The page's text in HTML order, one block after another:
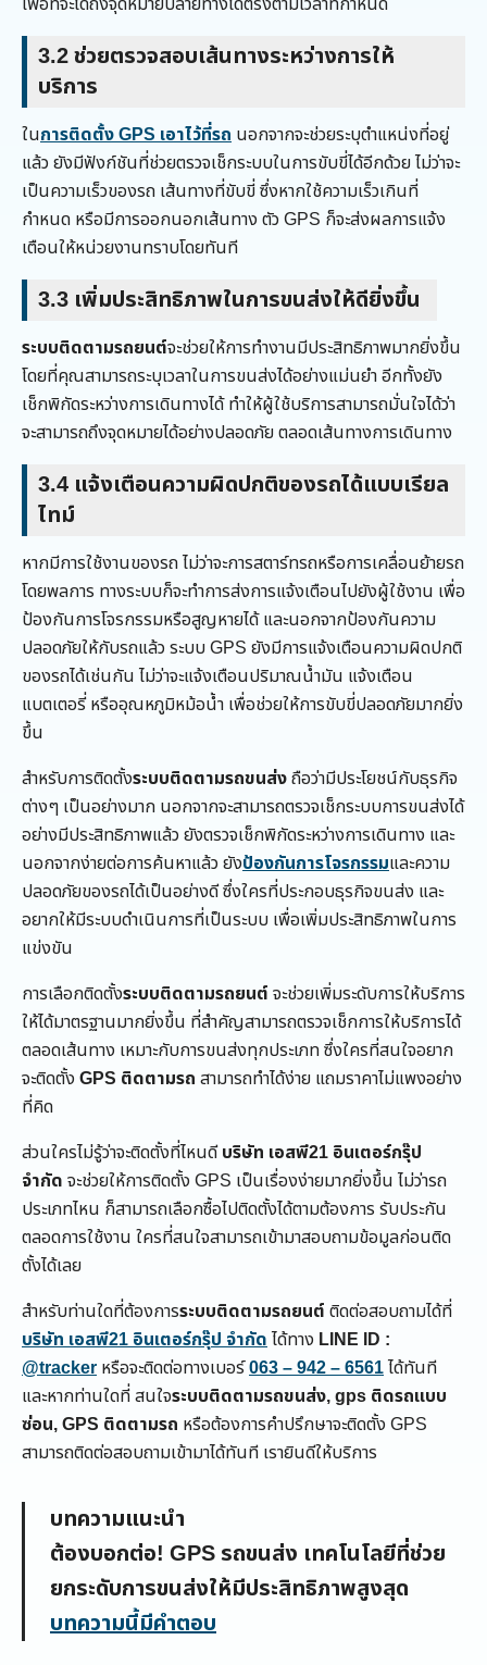
3.2ช่วยตรวจสอบเส้นทางระหว่างการให้
บริการ
ในการติดตั้ง GPS เอาไว้ที่รถ นอกจากจะช่วยระบุตำแหน่งที่อยู่
แล้ว ยังมีฟังก์ชันที่ช่วยตรวจเช็กระบบในการขับขี่ได้อีกด้วย ไม่ว่าจะ
เป็นความเร็วของรถ เส้นทางที่ขับขี่ ซึ่งหากใช้ความเร็วเกินที่
กำหนด หรือมีการออกนอกเส้นทาง ตัว GPS ก็จะส่งผลการแจ้ง
เตือนให้หน่วยงานทราบโดยทันที
3.3 เพิ่มประสิทธิภาพในการขนส่งให้ดียิ่งขึ้น
ระบบติดตามรถยนต์จะช่วยให้การทำงานมีประสิทธิภาพมากยิ่งขึ้น
โดยที่คุณสามารถระบุเวลาในการขนส่งได้อย่างแม่นยำ อีกทั้งยัง
เช็กพิกัดระหว่างการเดินทางได้ ทำให้ผู้ใช้บริการสามารถมั่นใจได้ว่า
จะสามารถถึงจุดหมายได้อย่างปลอดภัย ตลอดเส้นทางการเดินทาง
3.4 แจ้งเตือนความผิดปกติของรถได้แบบเรียล
ไทม์
หากมีการใช้งานของรถ ไม่ว่าจะการสตาร์ทรถหรือการเคลื่อนย้ายรถ
โดยพลการ ทางระบบก็จะทำการส่งการแจ้งเตือนไปยังผู้ใช้งาน เพื่อ
ป้องกันการโจรกรรมหรือสูญหายได้ และนอกจากป้องกันความ
ปลอดภัยให้กับรถแล้ว ระบบ GPS ยังมีการแจ้งเตือนความผิดปกติ
ของรถได้เช่นกัน ไม่ว่าจะแจ้งเตือนปริมาณน้ำมัน แจ้งเตือน
แบตเตอรี่ หรืออุณหภูมิหม้อน้ำ เพื่อช่วยให้การขับขี่ปลอดภัยมากยิ่ง
ขึ้น
สำหรับการติดตั้งระบบติดตามรถขนส่งถือว่ามีประโยชน์กับธุรกิจ
ต่างๆ เป็นอย่างมาก นอกจากจะสามารถตรวจเช็กระบบการขนส่งได้
อย่างมีประสิทธิภาพแล้ว ยังตรวจเช็กพิกัดระหว่างการเดินทาง และ
นอกจากง่ายต่อการค้นหาแล้ว ยังป้องกันการโจรกรรมและความ
ปลอดภัยของรถได้เป็นอย่างดี ซึ่งใครที่ประกอบธุรกิจขนส่ง และ
อยากให้มีระบบดำเนินการที่เป็นระบบ เพื่อเพิ่มประสิทธิภาพในการ
แข่งขัน
การเลือกติดตั้งระบบติดตามรถยนต์ จะช่วยเพิ่มระดับการให้บริการ
ให้ได้มาตรฐานมากยิ่งขึ้น ที่สำคัญสามารถตรวจเช็กการให้บริการได้
ตลอดเส้นทาง เหมาะกับการขนส่งทุกประเภท ซึ่งใครที่สนใจอยาก
จะติดตั้ง GPS ติดตามรถ สามารถทำได้ง่าย แถมราคาไม่แพงอย่าง
ที่คิด
ส่วนใครไม่รู้ว่าจะติดตั้งที่ไหนดีบริษัท เอสพี21 อินเตอร์กรุ๊ป
จำกัด จะช่วยให้การติดตั้ง GPS เป็นเรื่องง่ายมากยิ่งขึ้น ไม่ว่ารถ
ประเภทไหน ก็สามารถเลือกซื้อไปติดตั้งได้ตามต้องการ รับประกัน
ตลอดการใช้งาน ใครที่สนใจสามารถเข้ามาสอบถามข้อมูลก่อนติด
ตั้งได้เลย
สำหรับท่านใดที่ต้องการระบบติดตามรถยนต์ ติดต่อสอบถามได้ที่
บริษัท เอสพี21 อินเตอร์กรุ๊ป จำกัดได้ทาง LINE ID :
@tracker หรือจะติดต่อทางเบอร์063 – 942 – 6561ได้ทันที
และหากท่านใดที่ สนใจระบบติดตามรถขนส่ง, gps ติดรถแบบ
ซ่อน, GPS ติดตามรถ หรือต้องการคำปรึกษาจะติดตั้ง GPS
สามารถติดต่อสอบถามเข้ามาได้ทันที เรายินดีให้บริการ
บทความแนะนำ
ต้องบอกต่อ! GPS รถขนส่ง เทคโนโลยีที่ช่วย
ยกระดับการขนส่งให้มีประสิทธิภาพสูงสุด
บทความนี้มีคำตอบ